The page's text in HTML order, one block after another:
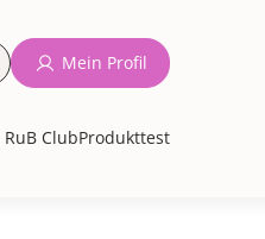
RuB ClubProdukttest
Mein Profil